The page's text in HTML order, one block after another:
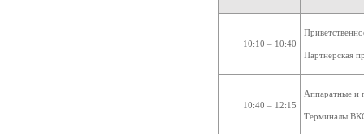
10:10 – 10:40
Партнерская
10:40 – 12:15
Аппаратные и
Терминалы